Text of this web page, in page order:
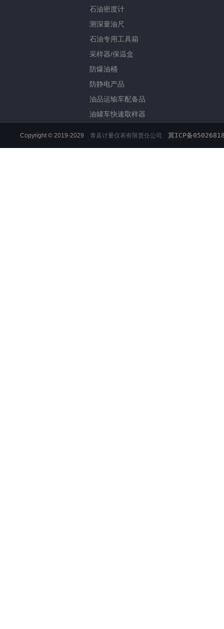
石油密度计
测深量油尺
石油专用工具箱
采样器/保温盒
防爆油桶
防静电产品
油品运输车配备品
油罐车快速取样器
Copyright © 2019-2029 青县计量仪表有限责任公司 冀ICP备